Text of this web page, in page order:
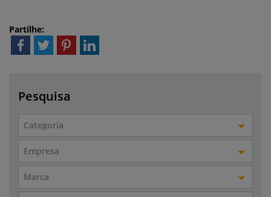
Partilhe:
Pesquisa
Categoria
Empresa
Marca